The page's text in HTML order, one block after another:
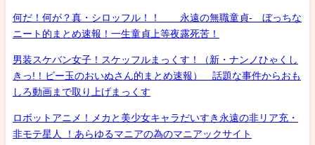
何だ！何が？真・シロッフル！！ 永遠の無職童貞- ぼっちな
ニート的まとめ速報！一生童貞上等夜露死苦！
男装スケバン女子！スケッフルまっくす！（新・ナンノひゃくし
きっ!！ビー玉のおいぬさん的まとめ速報） 話題な事件からおも
しろ動画まで取り上げまっくす
ロボットアニメ！メカと美少女キャラだいすき永遠の非リア充・
非モテ星人 ！あらゆるマニアの為のマニアックサイト